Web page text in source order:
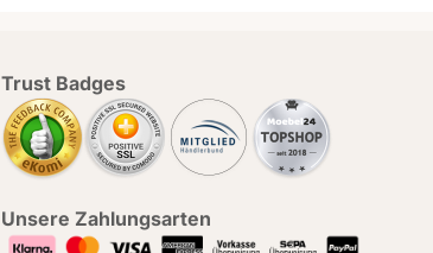
Trust Badges
Unsere Zahlungsarten